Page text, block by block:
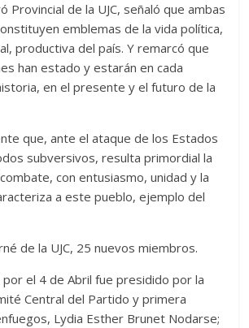
Provincial de la UJC, señaló que ambas
emblemas de la vida política,
productiva del país. Y remarcó que
han estado y estarán en cada
en el presente y el futuro de la
que, ante el ataque de los Estados
subversivos, resulta primordial la
con entusiasmo, unidad y la
a este pueblo, ejemplo del
de la UJC, 25 nuevos miembros.
por el 4 de Abril fue presidido por la
Central del Partido y primera
Lydia Esther Brunet Nodarse;